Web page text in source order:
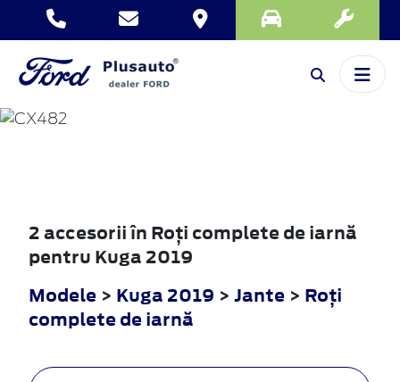
KUGA
2 accesorii în Roţi complete de iarnă
pentru Kuga 2019
Modele > Kuga 2019 > Jante > Roţi
complete de iarnă